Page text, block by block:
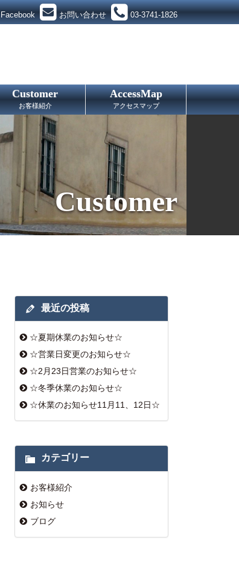
Facebook お問い合わせ 03-3741-1826
Customer
お客様紹介
AccessMap
アクセスマップ
Customer
最近の投稿
☆夏期休業のお知らせ☆
☆営業日変更のお知らせ☆
☆2月23日営業のお知らせ☆
☆冬季休業のお知らせ☆
☆休業のお知らせ11月11、12日☆
カテゴリー
お客様紹介
お知らせ
ブログ